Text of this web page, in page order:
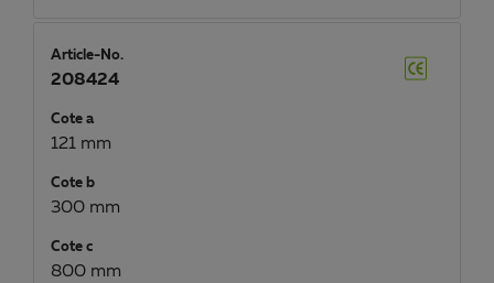
Article-No.
208424
Cote a
121 mm
Cote b
300 mm
Cote c
800 mm